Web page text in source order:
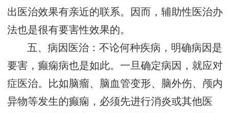
出医治效果有亲近的联系。因而，辅助性医治办
法也是很有要害性效果的。
五、病因医治：不论何种疾病，明确病因是
要害，癫痫病也是如此。一旦确定病因，就应对
症医治。比如脑瘤、脑血管变形、脑外伤、颅内
异物等发生的癫痫，必须先进行消炎或其他医